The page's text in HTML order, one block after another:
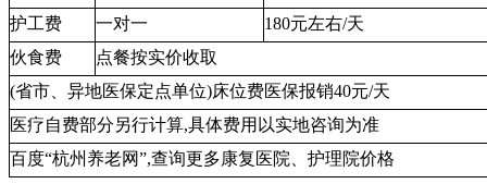
护工费
一对一
180元左右/天
伙食费
点餐按实价收取
(省市、异地医保定点单位)床位费医保报销40元/天
医疗自费部分另行计算,具体费用以实地咨询为准
百度“杭州养老网”,查询更多康复医院、护理院价格